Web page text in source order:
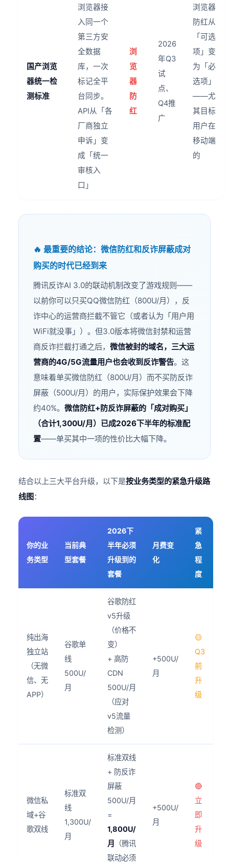
国产浏览
器统一检
测标准
浏览器接
入同一个
第三方安
全数据
库，一次
标记全平
台同步。
API从「各
厂商独立
申诉」变
成「统一
审核入
口」
浏
览
器
防
红
2026
年Q3
试
点、
Q4推
广
浏览器
防红从
「可选
项」变
为「必
选项」
——尤
其目标
用户在
移动端
的
🔥 最重要的结论：微信防红和反诈屏蔽成对
购买的时代已经到来
腾讯反诈AI 3.0的联动机制改变了游戏规则——
以前你可以只买QQ微信防红（800U/月），反
诈中心的运营商拦截不管它（或者认为「用户用
WiFi就没事」）。但3.0版本将微信封禁和运营
商反诈拦截打通之后，微信被封的域名，三大运
营商的4G/5G流量用户也会收到反诈警告。这
意味着单买微信防红（800U/月）而不买防反诈
屏蔽（500U/月）的用户，实际保护效果会下降
约40%。微信防红+防反诈屏蔽的「成对购买」
（合计1,300U/月）已成2026下半年的标准配
置——单买其中一项的性价比大幅下降。
结合以上三大平台升级，以下是按业务类型的紧急升级路
线图 ：
你的业
务类型
当前典
型套餐
2026下
半年必须
升级到的
套餐
月费变
化
紧
急
程
度
纯出海
独立站
（无微
信、无
APP）
谷歌单
线
500U/
月
谷歌防红
v5升级
（价格不
变）
+ 高防
CDN
500U/月
（应对
v5流量
检测）
+500U/
月
🟡
Q3
前
升
级
微信私
域+谷
歌双线
标准双
线
1,300U/
月
标准双线
+ 防反诈
屏蔽
500U/月
=
1,800U/
月
（腾讯
联动必须
+500U/
月
🔴
立
即
升
级